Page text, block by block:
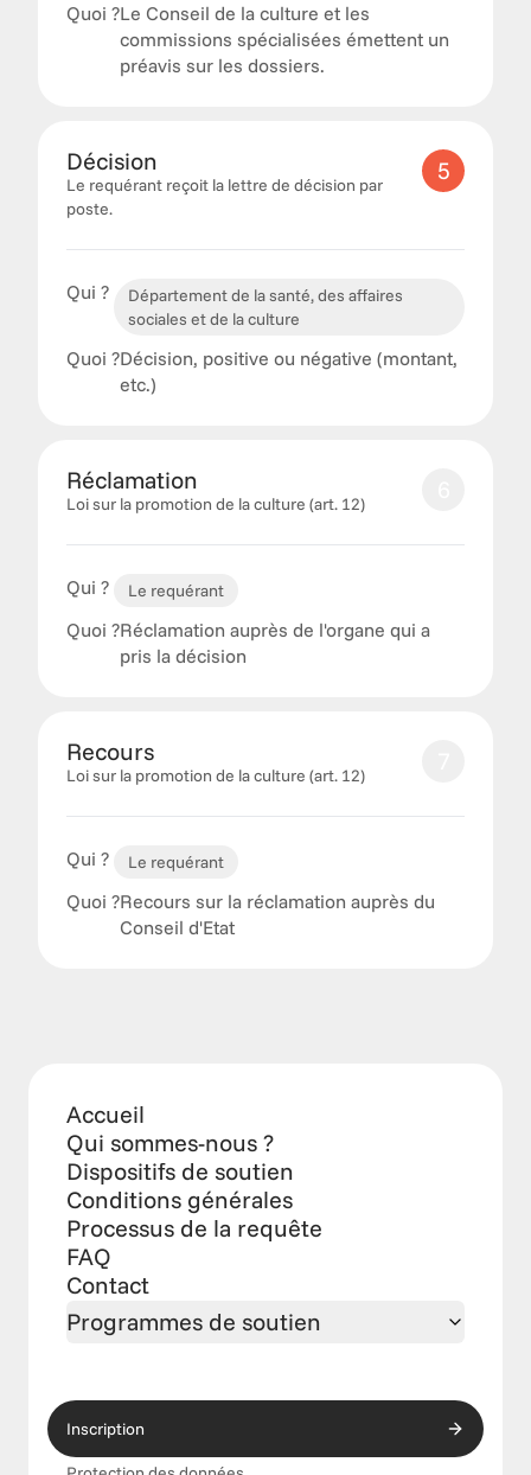
Quoi ?Le Conseil de la culture et les
commissions spécialisées émettent un
préavis sur les dossiers.
Décision
Le requérant reçoit la lettre de décision par
poste.
5
Qui ?
Département de la santé, des affaires
sociales et de la culture
Quoi ?Décision, positive ou négative (montant,
etc.)
Réclamation
Loi sur la promotion de la culture (art. 12)
Qui ? Le requérant
Quoi ?Réclamation auprès de l'organe qui a
pris la décision
Recours
Loi sur la promotion de la culture (art. 12)
Qui ? Le requérant
Quoi ?Recours sur la réclamation auprès du
Conseil d'Etat
Accueil
Qui sommes-nous ?
Dispositifs de soutien
Conditions générales
Processus de la requête
FAQ
Contact
Programmes de soutien
Inscription